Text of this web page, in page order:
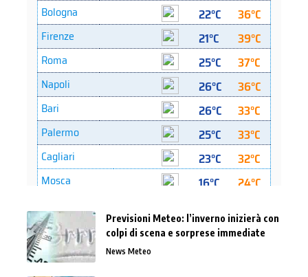
Previsioni Meteo: l’inverno inizierà con
colpi di scena e sorprese immediate
News Meteo